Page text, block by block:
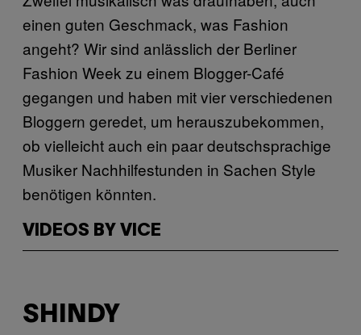
einen guten Geschmack, was Fashion
angeht? Wir sind anlässlich der Berliner
Fashion Week zu einem Blogger-Café
gegangen und haben mit vier verschiedenen
Bloggern geredet, um herauszubekommen,
ob vielleicht auch ein paar deutschsprachige
Musiker Nachhilfestunden in Sachen Style
benötigen könnten.
VIDEOS BY VICE
SHINDY